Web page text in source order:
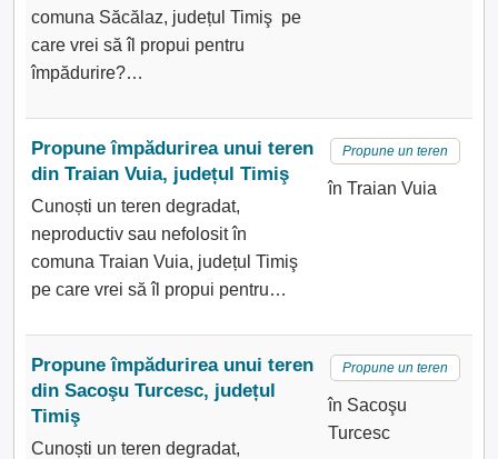
comuna Săcălaz, județul Timiş pe
care vrei să îl propui pentru
împădurire?…
Propune împădurirea unui teren
din Traian Vuia, județul Timiş
Cunoști un teren degradat,
neproductiv sau nefolosit în
comuna Traian Vuia, județul Timiş
pe care vrei să îl propui pentru…
Propune un teren
în Traian Vuia
Propune împădurirea unui teren
din Sacoşu Turcesc, județul
Timiş
Cunoști un teren degradat,
Propune un teren
în Sacoşu
Turcesc